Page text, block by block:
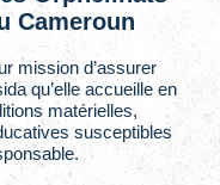
Cameroun
mission d’assurer
qu’elle accueille en
matérielles,
susceptibles